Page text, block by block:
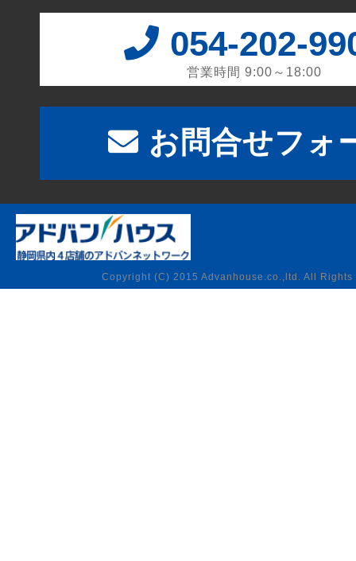
054-202-
営業時間 9:00～18:00
お問合せフォ
Copyright (C) 2015 Advanhouse.co.,ltd. All Rights